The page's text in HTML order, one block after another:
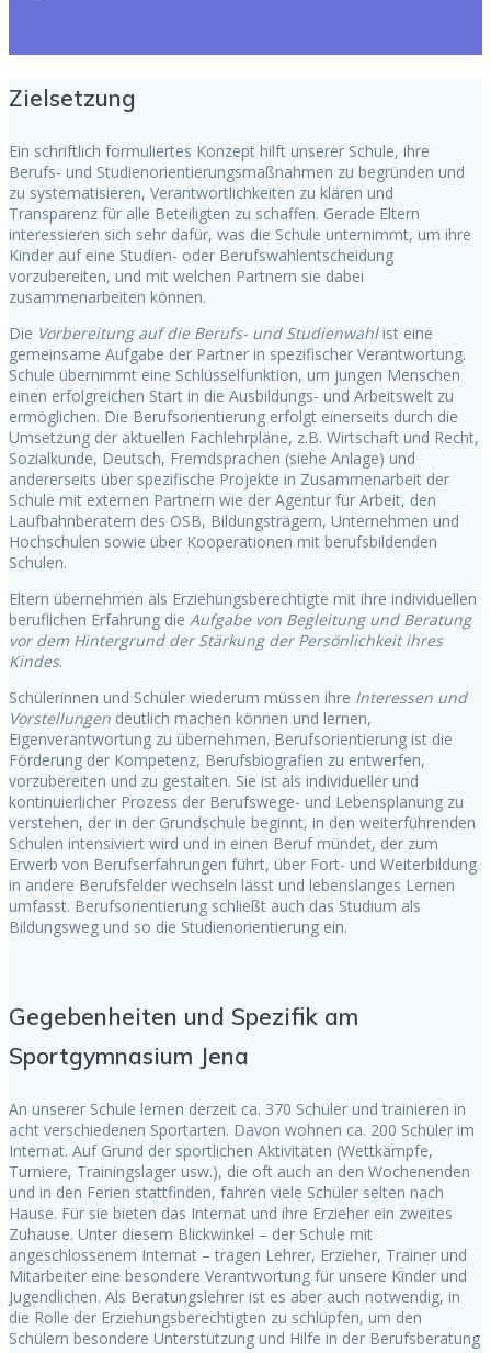
Zielsetzung
Ein schriftlich formuliertes Konzept hilft unserer Schule, ihre
Berufs- und Studienorientierungsmaßnahmen zu begründen und
zu systematisieren, Verantwortlichkeiten zu klären und
Transparenz für alle Beteiligten zu schaffen. Gerade Eltern
interessieren sich sehr dafür, was die Schule unternimmt, um ihre
Kinder auf eine Studien- oder Berufswahlentscheidung
vorzubereiten, und mit welchen Partnern sie dabei
zusammenarbeiten können.
Die Vorbereitung auf die Berufs- und Studienwahlist eine
gemeinsame Aufgabe der Partner in spezifischer Verantwortung.
Schule übernimmt eine Schlüsselfunktion, um jungen Menschen
einen erfolgreichen Start in die Ausbildungs- und Arbeitswelt zu
ermöglichen. Die Berufsorientierung erfolgt einerseits durch die
Umsetzung der aktuellen Fachlehrpläne, z.B. Wirtschaft und Recht,
Sozialkunde, Deutsch, Fremdsprachen (siehe Anlage) und
andererseits über spezifische Projekte in Zusammenarbeit der
Schule mit externen Partnern wie der Agentur für Arbeit, den
Laufbahnberatern des OSB, Bildungsträgern, Unternehmen und
Hochschulen sowie über Kooperationen mit berufsbildenden
Schulen.
Eltern übernehmen als Erziehungsberechtigte mit ihre individuellen
beruflichen Erfahrung die Aufgabe von Begleitung und Beratung
vor dem Hintergrund der Stärkung der Persönlichkeit ihres
Kindes.
Schülerinnen und Schüler wiederum müssen ihre Interessen und
Vorstellungen deutlich machen können und lernen,
Eigenverantwortung zu übernehmen. Berufsorientierung ist die
Förderung der Kompetenz, Berufsbiografien zu entwerfen,
vorzubereiten und zu gestalten. Sie ist als individueller und
kontinuierlicher Prozess der Berufswege- und Lebensplanung zu
verstehen, der in der Grundschule beginnt, in den weiterführenden
Schulen intensiviert wird und in einen Beruf mündet, der zum
Erwerb von Berufserfahrungen führt, über Fort- und Weiterbildung
in andere Berufsfelder wechseln lässt und lebenslanges Lernen
umfasst. Berufsorientierung schließt auch das Studium als
Bildungsweg und so die Studienorientierung ein.
Gegebenheiten und Spezifik am
Sportgymnasium Jena
An unserer Schule lernen derzeit ca. 370 Schüler und trainieren in
acht verschiedenen Sportarten. Davon wohnen ca. 200 Schüler im
Internat. Auf Grund der sportlichen Aktivitäten (Wettkämpfe,
Turniere, Trainingslager usw.), die oft auch an den Wochenenden
und in den Ferien stattfinden, fahren viele Schüler selten nach
Hause. Für sie bieten das Internat und ihre Erzieher ein zweites
Zuhause. Unter diesem Blickwinkel – der Schule mit
angeschlossenem Internat – tragen Lehrer, Erzieher, Trainer und
Mitarbeiter eine besondere Verantwortung für unsere Kinder und
Jugendlichen. Als Beratungslehrer ist es aber auch notwendig, in
die Rolle der Erziehungsberechtigten zu schlüpfen, um den
Schülern besondere Unterstützung und Hilfe in der Berufsberatung